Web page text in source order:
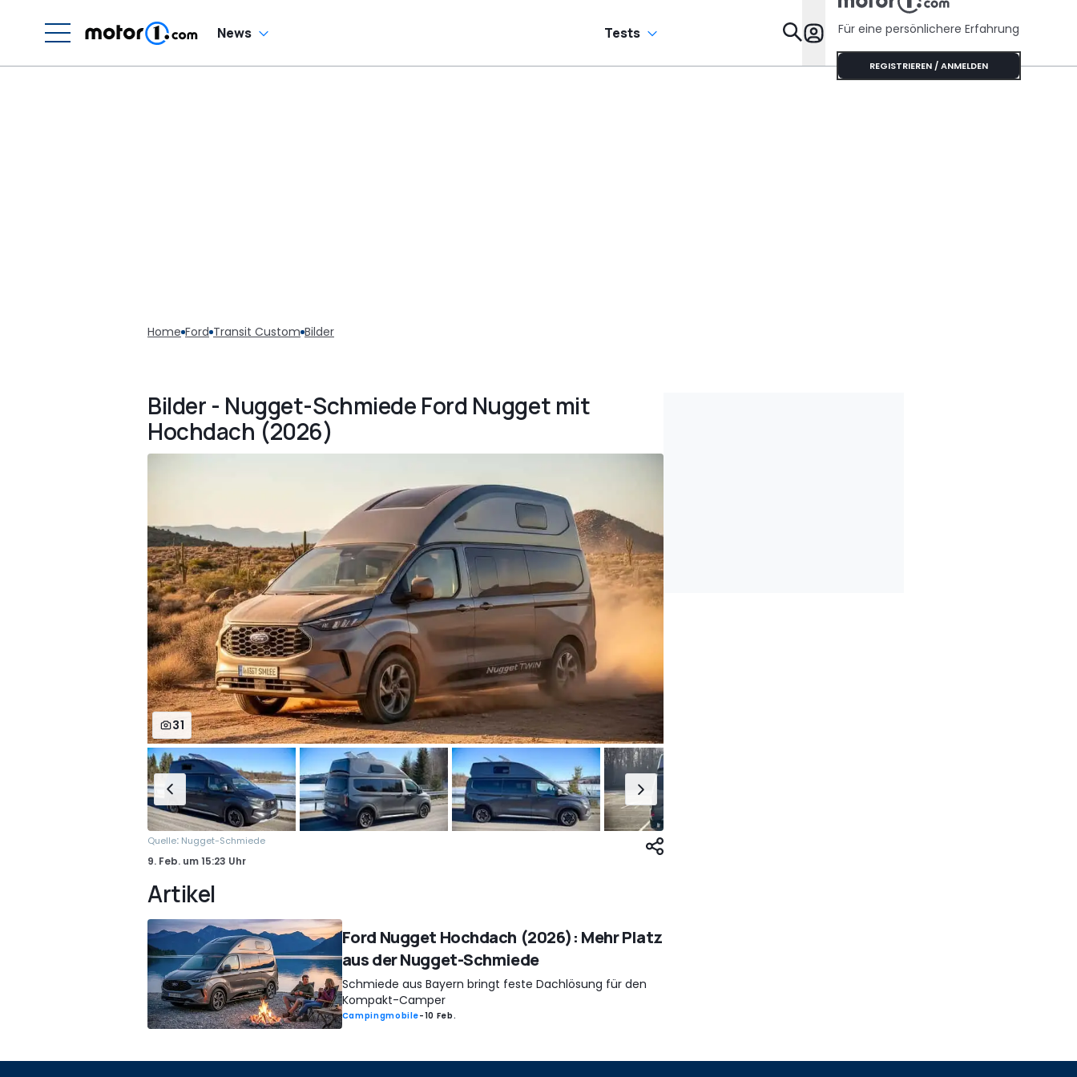
News Tests Specials
Für eine persönlichere Erfahrung
REGISTRIEREN / ANMELDEN
Home Ford Transit Custom Bilder
Bilder - Nugget-Schmiede Ford Nugget mit
Hochdach (2026)
31
Quelle: Nugget-Schmiede
9. Feb. um15:23 Uhr
Artikel
Ford Nugget Hochdach (2026): Mehr Platz
aus der Nugget-Schmiede
Schmiede aus Bayern bringt feste Dachlösung für den
Kompakt-Camper
Campingmobile-10 Feb.